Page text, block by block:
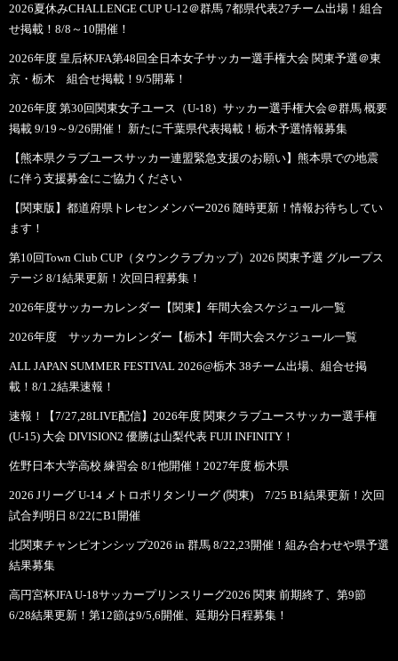
2026夏休みCHALLENGE CUP U-12＠群馬 7都県代表27チーム出場！組合
せ掲載！8/8～10開催！
2026年度 皇后杯JFA第48回全日本女子サッカー選手権大会 関東予選＠東
京・栃木 組合せ掲載！9/5開幕！
2026年度 第30回関東女子ユース（U-18）サッカー選手権大会＠群馬 概要
掲載 9/19～9/26開催！ 新たに千葉県代表掲載！栃木予選情報募集
【熊本県クラブユースサッカー連盟緊急支援のお願い】熊本県での地震
に伴う支援募金にご協力ください
【関東版】都道府県トレセンメンバー2026 随時更新！情報お待ちしてい
ます！
第10回Town Club CUP（タウンクラブカップ）2026 関東予選 グループス
テージ 8/1結果更新！次回日程募集！
2026年度サッカーカレンダー【関東】年間大会スケジュール一覧
2026年度 サッカーカレンダー【栃木】年間大会スケジュール一覧
ALL JAPAN SUMMER FESTIVAL 2026@栃木 38チーム出場、組合せ掲
載！8/1.2結果速報！
速報！【7/27,28LIVE配信】2026年度 関東クラブユースサッカー選手権
(U-15) 大会 DIVISION2 優勝は山梨代表 FUJI INFINITY！
佐野日本大学高校 練習会 8/1他開催！2027年度 栃木県
2026 Jリーグ U-14 メトロポリタンリーグ (関東) 7/25 B1結果更新！次回
試合判明日 8/22にB1開催
北関東チャンピオンシップ2026 in 群馬 8/22,23開催！組み合わせや県予選
結果募集
高円宮杯JFA U-18サッカープリンスリーグ2026 関東 前期終了、第9節
6/28結果更新！第12節は9/5,6開催、延期分日程募集！